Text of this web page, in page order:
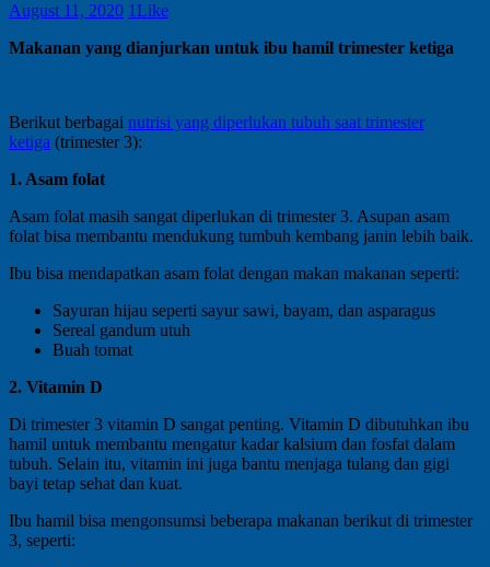
August 11, 2020 1 Like
Makanan yang dianjurkan untuk ibu hamil trimester ketiga
Berikut berbagai nutrisi yang diperlukan tubuh saat trimester
ketiga (trimester 3):
1. Asam folat
Asam folat masih sangat diperlukan di trimester 3. Asupan asam
folat bisa membantu mendukung tumbuh kembang janin lebih baik.
Ibu bisa mendapatkan asam folat dengan makan makanan seperti:
Sayuran hijau seperti sayur sawi, bayam, dan asparagus
Sereal gandum utuh
Buah tomat
2. Vitamin D
Di trimester 3 vitamin D sangat penting. Vitamin D dibutuhkan ibu
hamil untuk membantu mengatur kadar kalsium dan fosfat dalam
tubuh. Selain itu, vitamin ini juga bantu menjaga tulang dan gigi
bayi tetap sehat dan kuat.
Ibu hamil bisa mengonsumsi beberapa makanan berikut di trimester
3, seperti: